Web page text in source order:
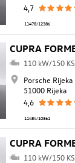
4,7
11478/12386
CUPRA
110 kW/150 KS
Porsche Rijeka
51000 Rijeka
4,6
11484/10361
CUPRA
110 kW/150 KS